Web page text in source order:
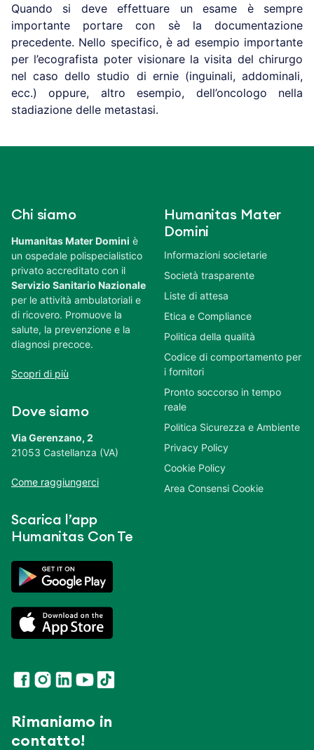
Quando si deve effettuare un esame è sempre
importante portare con sè la documentazione
precedente. Nello specifico, è ad esempio importante
per l’ecografista poter visionare la visita del chirurgo
nel caso dello studio di ernie (inguinali, addominali,
ecc.) oppure, altro esempio, dell’oncologo nella
stadiazione delle metastasi.
Chi siamo
Humanitas Mater Domini è
un ospedale polispecialistico
privato accreditato con il
Servizio Sanitario Nazionale
per le attività ambulatoriali e
di ricovero. Promuove la
salute, la prevenzione e la
diagnosi precoce.
Scopri di più
Dove siamo
Via Gerenzano, 2
21053 Castellanza (VA)
Come raggiungerci
Scarica l’app
Humanitas Con Te
Rimaniamo in
contatto!
Humanitas Mater
Domini
Informazioni societarie
Società trasparente
Liste di attesa
Etica e Compliance
Politica della qualità
Codice di comportamento per
i fornitori
Pronto soccorso in tempo
reale
Politica Sicurezza e Ambiente
Privacy Policy
Cookie Policy
Area Consensi Cookie